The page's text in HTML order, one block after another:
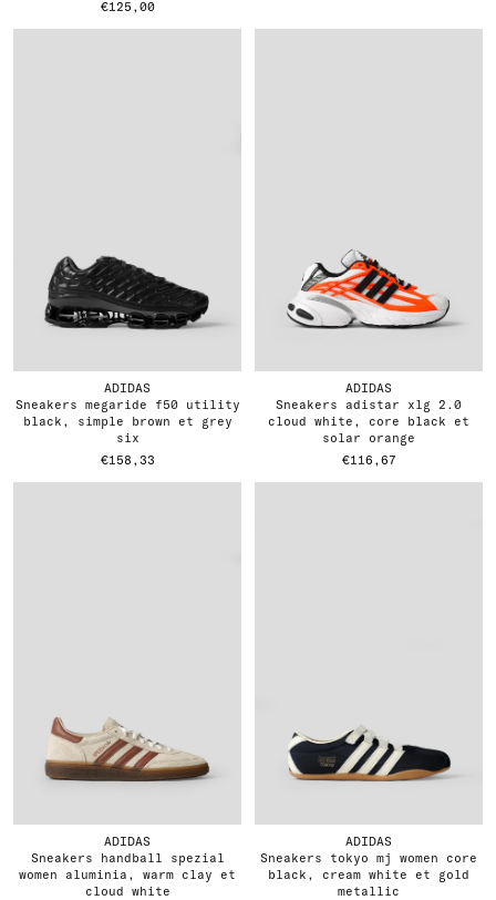
€125,00
ADIDAS
sneakers megaride f50 utility
black, simple brown et grey
six
€158,33
ADIDAS
sneakers adistar xlg 2.0
cloud white, core black et
solar orange
€116,67
ADIDAS
sneakers handball spezial
women aluminia, warm clay et
cloud white
ADIDAS
sneakers tokyo mj women core
black, cream white et gold
metallic